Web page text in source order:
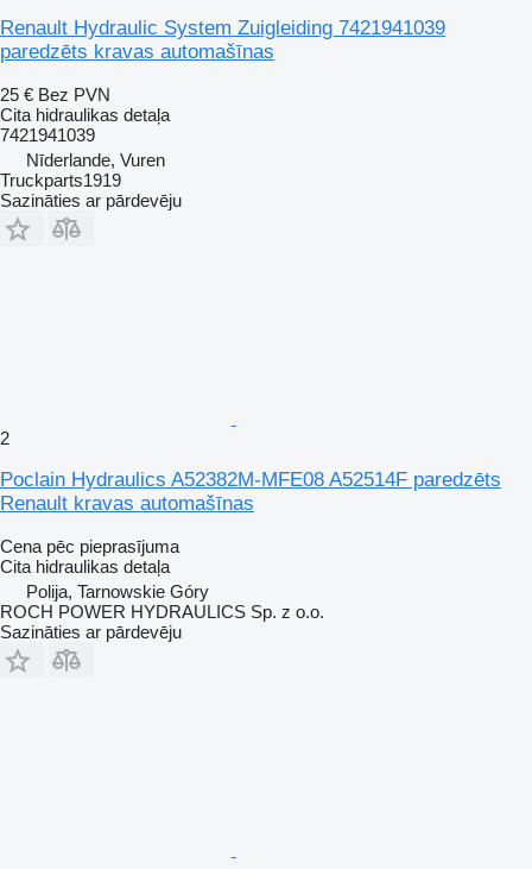
Renault Hydraulic System Zuigleiding 7421941039
paredzēts kravas automašīnas
25 € Bez PVN
Cita hidraulikas detaļa
7421941039
Nīderlande, Vuren
Truckparts1919
Sazināties ar pārdevēju
2
Poclain Hydraulics A52382M-MFE08 A52514F paredzēts
Renault kravas automašīnas
Cena pēc pieprasījuma
Cita hidraulikas detaļa
Polija, Tarnowskie Góry
ROCH POWER HYDRAULICS Sp. z o.o.
Sazināties ar pārdevēju